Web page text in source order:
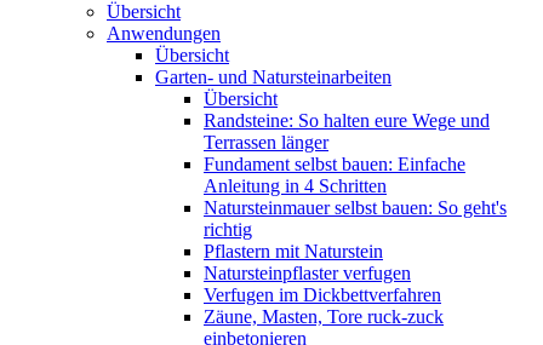
Übersicht
Anwendungen
Übersicht
Garten- und Natursteinarbeiten
Übersicht
Randsteine: So halten eure Wege und
Terrassen länger
Fundament selbst bauen: Einfache
Anleitung in 4 Schritten
Natursteinmauer selbst bauen: So geht's
richtig
Pflastern mit Naturstein
Natursteinpflaster verfugen
Verfugen im Dickbettverfahren
Zäune, Masten, Tore ruck-zuck
einbetonieren